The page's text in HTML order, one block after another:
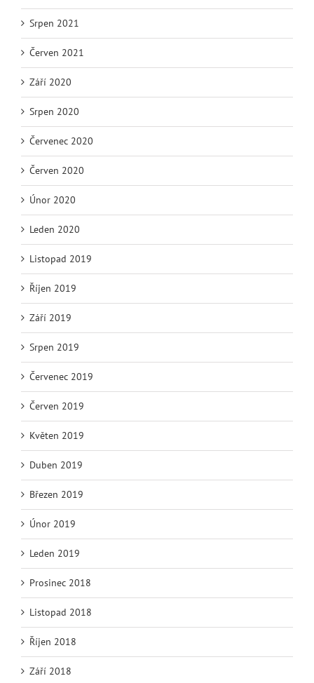
Srpen 2021
Červen 2021
Září 2020
Srpen 2020
Červenec 2020
Červen 2020
Únor 2020
Leden 2020
Listopad 2019
Říjen 2019
Září 2019
Srpen 2019
Červenec 2019
Červen 2019
Květen 2019
Duben 2019
Březen 2019
Únor 2019
Leden 2019
Prosinec 2018
Listopad 2018
Říjen 2018
Září 2018